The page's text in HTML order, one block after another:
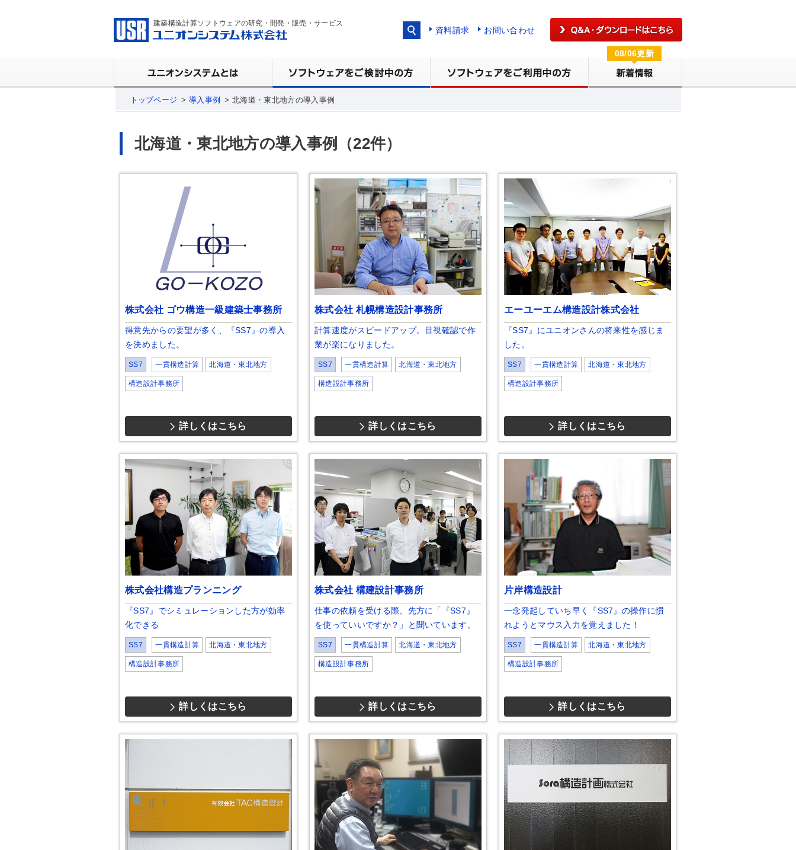
建築構造計算ソフトウェアの研究・開発・販売・サービス
資料請求 お問い合わせ
08/06更新
トップページ 導入事例 北海道・東北地方の導入事例
北海道・東北地方の導入事例（22件）
株式会社 ゴウ構造一級建築士事務所
得意先からの要望が多く、『SS7』の導入
を決めました。
SS7 一貫構造計算 北海道・東北地方
構造設計事務所
詳しくはこちら
株式会社 札幌構造設計事務所
計算速度がスピードアップ。目視確認で作
業が楽になりました。
SS7 一貫構造計算 北海道・東北地方
構造設計事務所
詳しくはこちら
エーユーエム構造設計株式会社
『SS7』にユニオンさんの将来性を感じま
した。
SS7 一貫構造計算 北海道・東北地方
構造設計事務所
詳しくはこちら
株式会社構造プランニング
『SS7』でシミュレーションした方が効率
化できる
SS7 一貫構造計算 北海道・東北地方
構造設計事務所
詳しくはこちら
株式会社 構建設計事務所
仕事の依頼を受ける際、先方に「『SS7』
を使っていいですか？」と聞いています。
SS7 一貫構造計算 北海道・東北地方
構造設計事務所
詳しくはこちら
片岸構造設計
一念発起していち早く『SS7』の操作に慣
れようとマウス入力を覚えました！
SS7 一貫構造計算 北海道・東北地方
構造設計事務所
詳しくはこちら